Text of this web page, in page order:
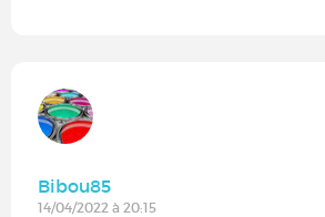
Bibou85
14/04/2022 à 20:15